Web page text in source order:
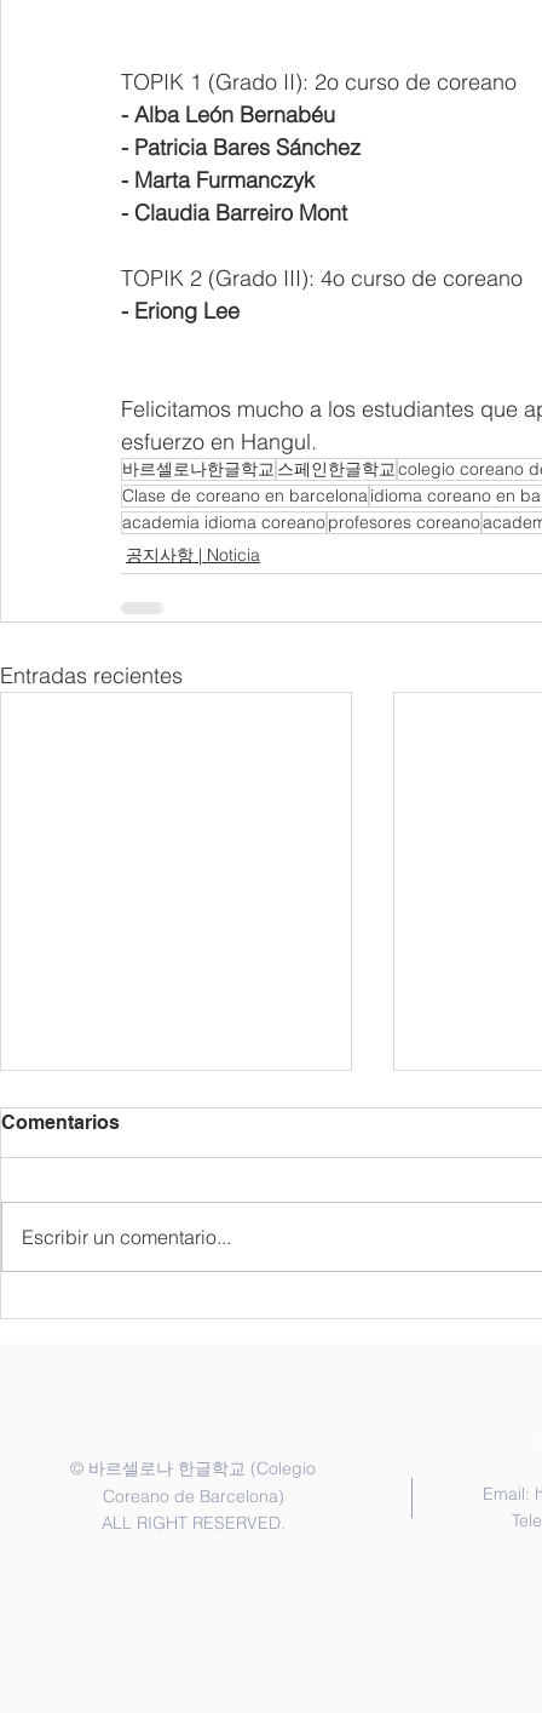
TOPIK 1 (Grado II): 2o curso de coreano
- Alba León Bernabéu
- Patricia Bares Sánchez
- Marta Furmanczyk
- Claudia Barreiro Mont
TOPIK 2 (Grado III): 4o curso de coreano
- Eriong Lee
Felicitamos mucho a los estudiantes que
esfuerzo en Hangul.
바르셀로나한글학교 스페인한글학교colegio coreano
Clase de coreano en barcelonaidioma coreano en
academia idioma coreanoprofesores coreano
공지사항 | Noticia
Entradas recientes
2026/27년 등록 안내 /
Matrícula para el Curso
내해 드립니다. 새 학기 등록 시에
는 담당 교사가 배정한 반으로 신
6월 공지
일 행정교사에게
Comentarios
Escribir un comentario...
© 바르셀로나 한글학교 (Colegio
Coreano de Barcelona)
ALL RIGHT RESERVED.
Email: